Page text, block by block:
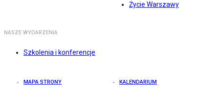
Życie Warszawy
NASZE WYDARZENIA
Szkolenia i konferencje
MAPA STRONY KALENDARIUM